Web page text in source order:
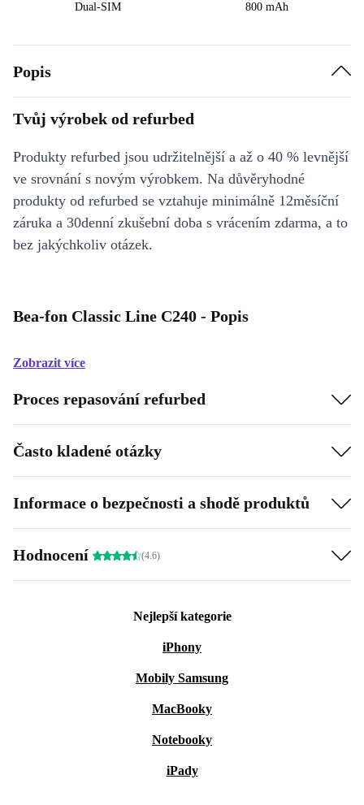
Dual-SIM
800 mAh
Popis
Tvůj výrobek od refurbed
Produkty refurbed jsou udržitelnější a až o 40 % levnější
ve srovnání s novým výrobkem. Na důvěryhodné
produkty od refurbed se vztahuje minimálně 12měsíční
záruka a 30denní zkušební doba s vrácením zdarma, a to
bez jakýchkoliv otázek.
Bea-fon Classic Line C240 - Popis
Zobrazit více
Proces repasování refurbed
Často kladené otázky
Informace o bezpečnosti a shodě produktů
Hodnocení (4.6)
Nejlepší kategorie
iPhony
Mobily Samsung
MacBooky
Notebooky
iPady